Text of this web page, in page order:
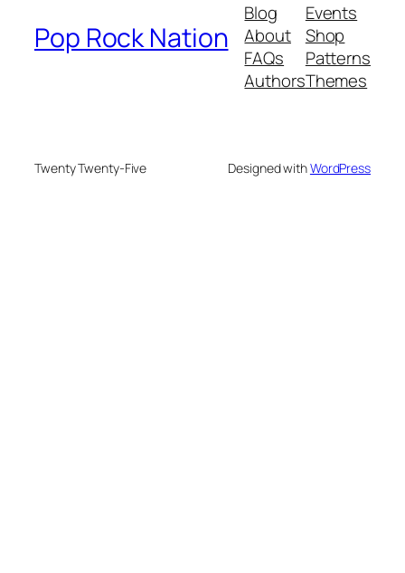
Pop Rock Nation
Blog
About
FAQs
Authors
Events
Shop
Patterns
Themes
Twenty Twenty-Five Designed withWordPress